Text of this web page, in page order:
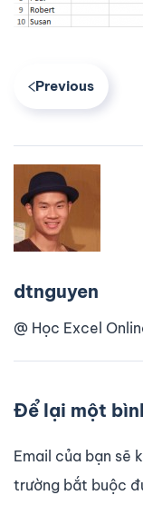
Previous
dtnguyen
@ Học Excel
Để lại một
Email của bạn sẽ
trường bắt buộc